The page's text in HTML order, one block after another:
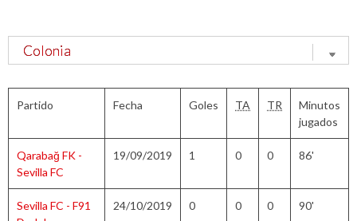
Partido Fecha Goles TA TR
Minutos
jugados
Qarabağ FK -
Sevilla FC
19/09/2019 1 0 0 86'
Sevilla FC - F91
24/10/2019 0 0 0 90'